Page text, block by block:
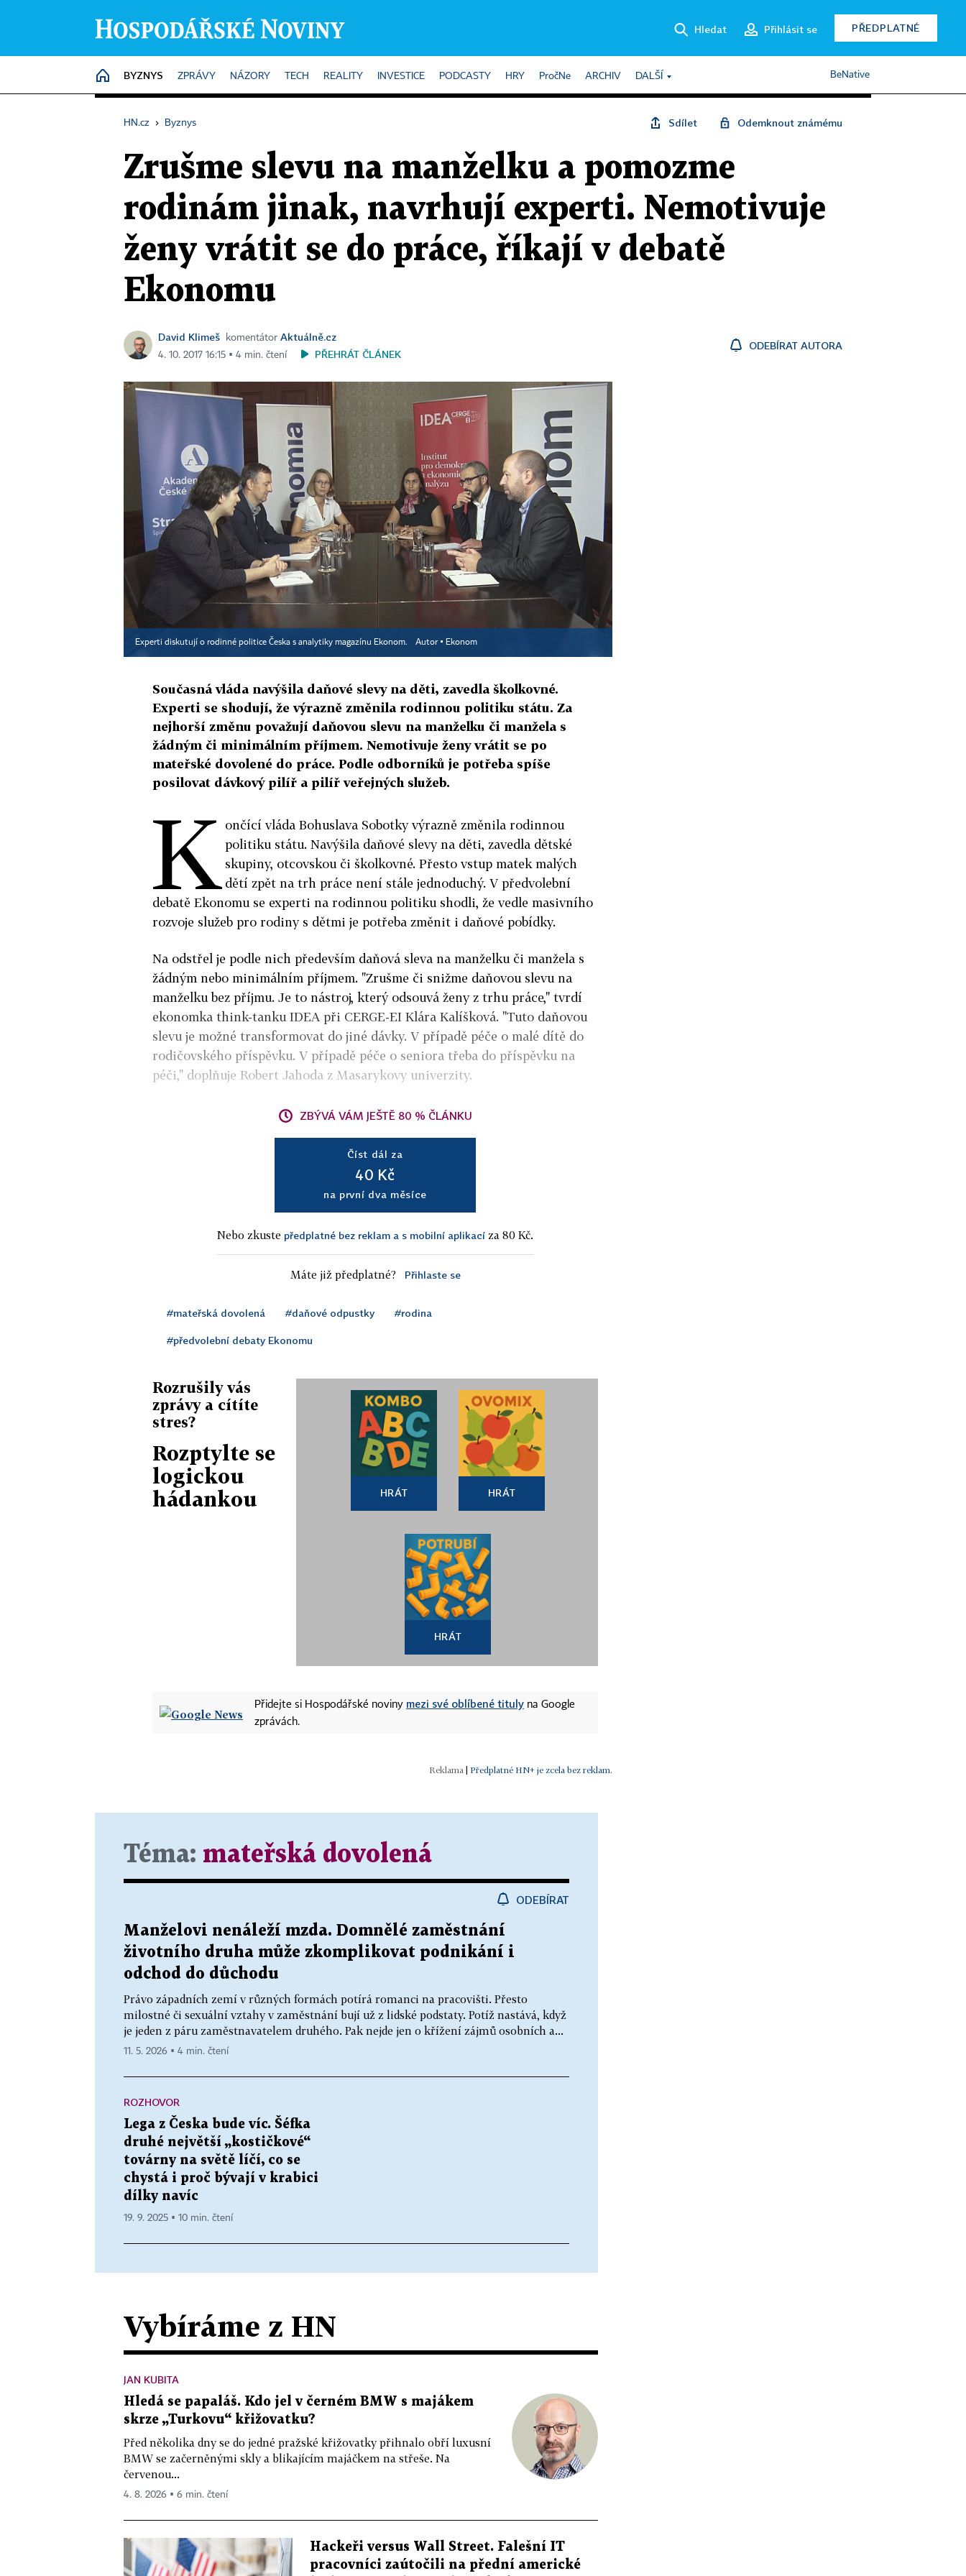
Hledat Přihlásit se PŘEDPLATNÉ
HOME
BYZNYS ZPRÁVY NÁZORY TECH REALITY INVESTICE PODCASTY HRY PročNe ARCHIV DALŠÍ BeNative
HN.cz › Byznys Sdílet Odemknout známému
Zrušme slevu na manželku a pomozme
rodinám jinak, navrhují experti. Nemotivuje
ženy vrátit se do práce, říkají v debatě
Ekonomu
David Klimeš komentátor Aktuálně.cz
4. 10. 2017 16:15 ▪ 4 min. čtení PŘEHRÁT ČLÁNEK
ODEBÍRAT AUTORA
Experti diskutují o rodinné politice Česka s analytiky magazínu Ekonom. Autor ▪ Ekonom
Současná vláda navýšila daňové slevy na děti, zavedla školkovné.
Experti se shodují, že výrazně změnila rodinnou politiku státu. Za
nejhorší změnu považují daňovou slevu na manželku či manžela s
žádným či minimálním příjmem. Nemotivuje ženy vrátit se po
mateřské dovolené do práce. Podle odborníků je potřeba spíše
posilovat dávkový pilíř a pilíř veřejných služeb.
K ončící vláda Bohuslava Sobotky výrazně změnila rodinnou
politiku státu. Navýšila daňové slevy na děti, zavedla dětské
skupiny, otcovskou či školkovné. Přesto vstup matek malých
dětí zpět na trh práce není stále jednoduchý. V předvolební
debatě Ekonomu se experti na rodinnou politiku shodli, že vedle masivního
rozvoje služeb pro rodiny s dětmi je potřeba změnit i daňové pobídky.
Na odstřel je podle nich především daňová sleva na manželku či manžela s
žádným nebo minimálním příjmem. "Zrušme či snižme daňovou slevu na
manželku bez příjmu. Je to nástroj, který odsouvá ženy z trhu práce," tvrdí
ekonomka think-tanku IDEA při CERGE-EI Klára Kalíšková. "Tuto daňovou
slevu je možné transformovat do jiné dávky. V případě péče o malé dítě do
rodičovského příspěvku. V případě péče o seniora třeba do příspěvku na
péči," doplňuje Robert Jahoda z Masarykovy univerzity.
ZBÝVÁ VÁM JEŠTĚ 80 % ČLÁNKU
Číst dál za
40 Kč
na první dva měsíce
Nebo zkuste předplatné bez reklam a s mobilní aplikací za 80 Kč.
Máte již předplatné? Přihlaste se
#mateřská dovolená #daňové odpustky #rodina
#předvolební debaty Ekonomu
Rozrušily vás
zprávy a cítíte
stres?
Rozptylte se
logickou
hádankou
HRÁT HRÁT
HRÁT
Přidejte si Hospodářské noviny mezi své oblíbené tituly na Google
zprávách.
| Předplatné HN+ je zcela bez reklam.
Téma: mateřská dovolená
ODEBÍRAT
Manželovi nenáleží mzda. Domnělé zaměstnání
životního druha může zkomplikovat podnikání i
odchod do důchodu
Právo západních zemí v různých formách potírá romanci na pracovišti. Přesto
milostné či sexuální vztahy v zaměstnání bují už z lidské podstaty. Potíž nastává, když
je jeden z páru zaměstnavatelem druhého. Pak nejde jen o křížení zájmů osobních a...
11. 5. 2026 ▪ 4 min. čtení
ROZHOVOR
Lega z Česka bude víc. Šéfka
druhé největší „kostičkové“
továrny na světě líčí, co se
chystá i proč bývají v krabici
dílky navíc
19. 9. 2025 ▪ 10 min. čtení
Vybíráme z HN
JAN KUBITA
Hledá se papaláš. Kdo jel v černém BMW s majákem
skrze „Turkovu“ křižovatku?
Před několika dny se do jedné pražské křižovatky přihnalo obří luxusní
BMW se začerněnými skly a blikajícím majáčkem na střeše. Na
červenou...
4. 8. 2026 ▪ 6 min. čtení
Hackeři versus Wall Street. Falešní IT
pracovníci zaútočili na přední americké